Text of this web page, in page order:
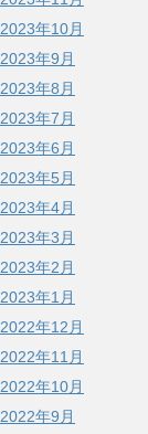
2023年10月
2023年9月
2023年8月
2023年7月
2023年6月
2023年5月
2023年4月
2023年3月
2023年2月
2023年1月
2022年12月
2022年11月
2022年10月
2022年9月